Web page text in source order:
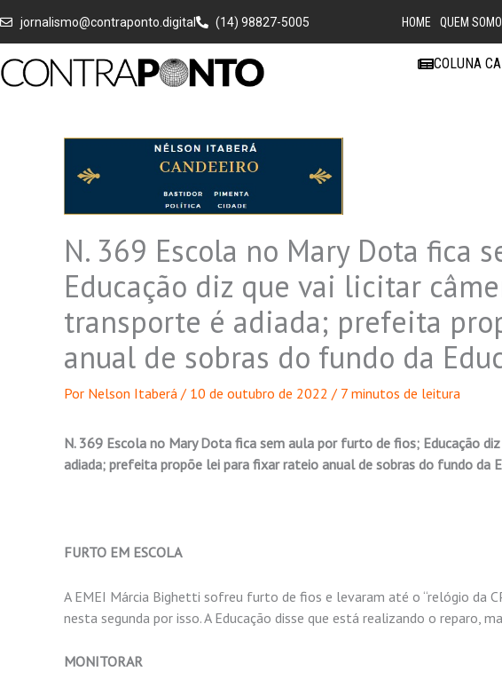
para
conteúdo
jornalismo@contraponto.digital (14) 98827-5005 HOME QUEM
COLUNA
N. 369 Escola no Mary Dota fica
Educação diz que vai licitar
transporte é adiada; prefeita
anual de sobras do fundo da
Por Nelson Itaberá / 10 de outubro de 2022 / 7 minutos de leitura
N. 369 Escola no Mary Dota fica sem aula por furto de fios; Educação
adiada; prefeita propõe lei para fixar rateio anual de sobras do fundo da
FURTO EM ESCOLA
A EMEI Márcia Bighetti sofreu furto de fios e levaram até o “relógio da
nesta segunda por isso. A Educação disse que está realizando o reparo,
MONITORAR